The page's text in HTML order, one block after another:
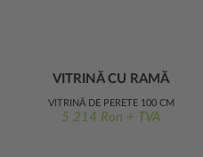
VITRINĂ CU RAMĂ
METALICĂ 100 CM
LĂȚIME
VITRINĂ DE PERETE 100 CM
5 214 Ron + TVA